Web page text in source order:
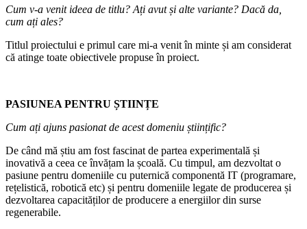
Cum v-a venit ideea de titlu? Ați avut și alte variante? Dacă da,
cum ați ales?
Titlul proiectului e primul care mi-a venit în minte și am considerat
că atinge toate obiectivele propuse în proiect.
PASIUNEA PENTRU ȘTIINȚE
Cum ați ajuns pasionat de acest domeniu științific?
De când mă știu am fost fascinat de partea experimentală și
inovativă a ceea ce învățam la școală. Cu timpul, am dezvoltat o
pasiune pentru domeniile cu puternică componentă IT (programare,
rețelistică, robotică etc) și pentru domeniile legate de producerea și
dezvoltarea capacităților de producere a energiilor din surse
regenerabile.